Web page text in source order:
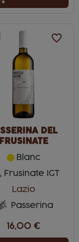
favorite_border
DEL
FRUSINATE
Blanc
Frusinate IGT
Lazio
Passerina
16,00 €